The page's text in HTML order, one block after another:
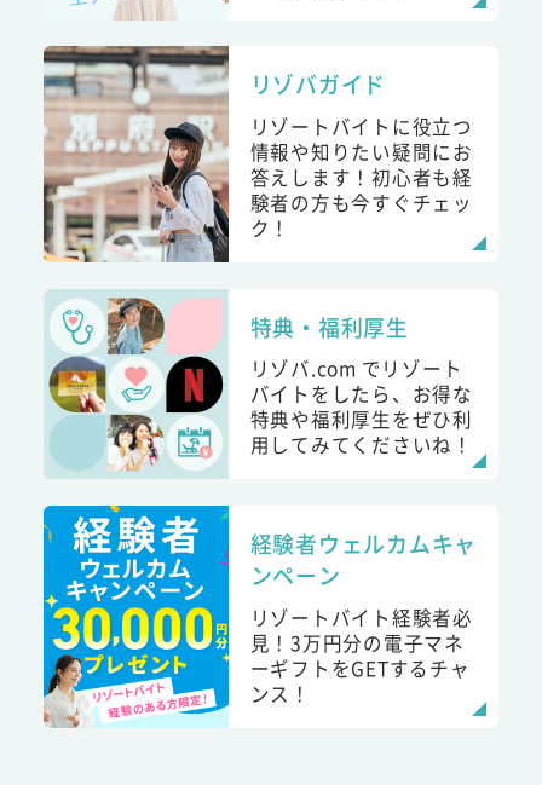
リゾバガイド
リゾートバイトに役立つ
情報や知りたい疑問にお
答えします！初心者も経
験者の方も今すぐチェッ
ク！
特典・福利厚生
リゾバ.com でリゾート
バイトをしたら、お得な
特典や福利厚生をぜひ利
用してみてくださいね！
経験者ウェルカムキャ
ンペーン
リゾートバイト経験者必
見！3万円分の電子マネ
ーギフトをGETするチャ
ンス！